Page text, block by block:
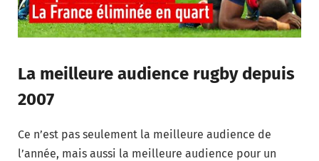
La meilleure audience rugby depuis
2007
Ce n’est pas seulement la meilleure audience de
l’année, mais aussi la meilleure audience pour un